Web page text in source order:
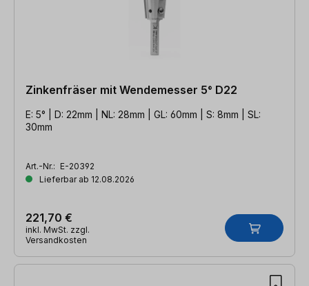
Zinkenfräser mit Wendemesser 5° D22
E: 5° | D: 22mm | NL: 28mm | GL: 60mm | S: 8mm | SL:
30mm
Art.-Nr.: E-20392
Lieferbar ab 12.08.2026
221,70 €
inkl. MwSt. zzgl.
Versandkosten